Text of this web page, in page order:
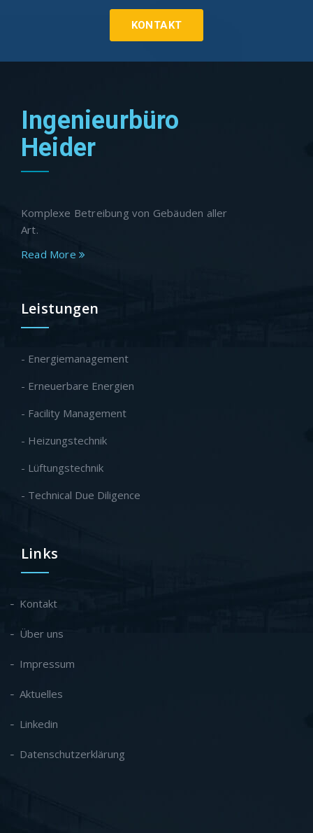
KONTAKT
Ingenieurbüro
Heider
Komplexe Betreibung von Gebäuden aller
Art.
Read More
Leistungen
- Energiemanagement
- Erneuerbare Energien
- Facility Management
- Heizungstechnik
- Lüftungstechnik
- Technical Due Diligence
Links
Kontakt
Über uns
Impressum
Aktuelles
Linkedin
Datenschutzerklärung